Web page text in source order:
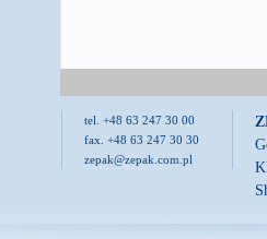
tel. +48 63 247 30 00
fax. +48 63 247 30 30
zepak@zepak.com.pl